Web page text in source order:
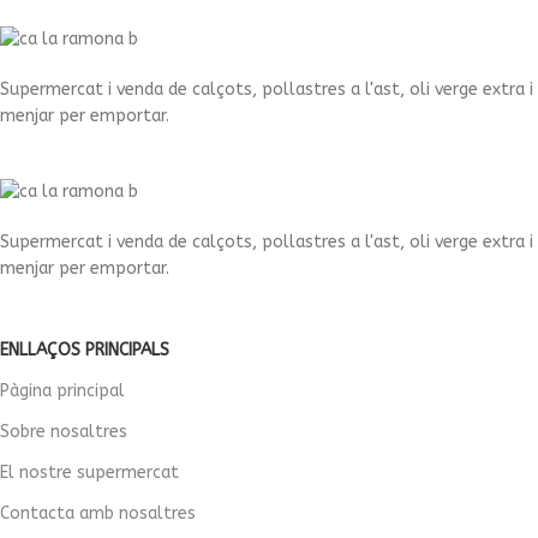
Supermercat i venda de calçots, pollastres a l'ast, oli verge extra i
menjar per emportar.
Supermercat i venda de calçots, pollastres a l'ast, oli verge extra i
menjar per emportar.
ENLLAÇOS PRINCIPALS
Pàgina principal
Sobre nosaltres
El nostre supermercat
Contacta amb nosaltres